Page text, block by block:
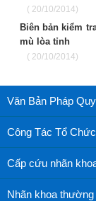
( 20/10/2014)
Biên bản kiểm
mù lòa tỉnh
( 20/10/2014)
Văn Bản Pháp Quy
Công Tác Tổ
Cấp cứu nhãn
Nhãn khoa